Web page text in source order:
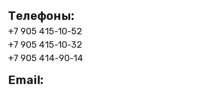
Телефоны:
+7 905 415-10-52
+7 905 415-10-32
+7 905 414-90-14
Email: